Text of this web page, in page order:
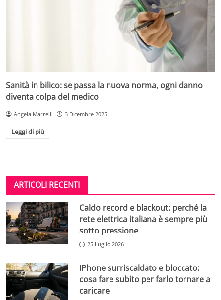
Sanità in bilico: se passa la nuova norma, ogni danno
diventa colpa del medico
Angela Marrelli 3 Dicembre 2025
Leggi di più
ARTICOLI RECENTI
Caldo record e blackout: perché la
rete elettrica italiana è sempre più
sotto pressione
25 Luglio 2026
IPhone surriscaldato e bloccato:
cosa fare subito per farlo tornare a
caricare